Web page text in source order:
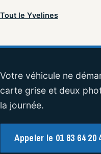
Tout le Yvelines
Votre véhicule ne
carte grise et deux
la journée.
Appeler le 01 83 64 20